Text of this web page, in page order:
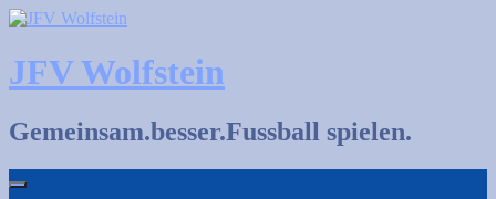
Skip
content
JFV Wolfstein
Gemeinsam.besser.Fussball spielen.